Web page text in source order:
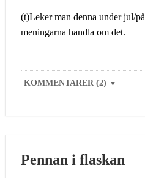
(t)Leker man denna under jul/
meningarna handla om det.
KOMMENTARER (2) ▼
Pennan i flaskan